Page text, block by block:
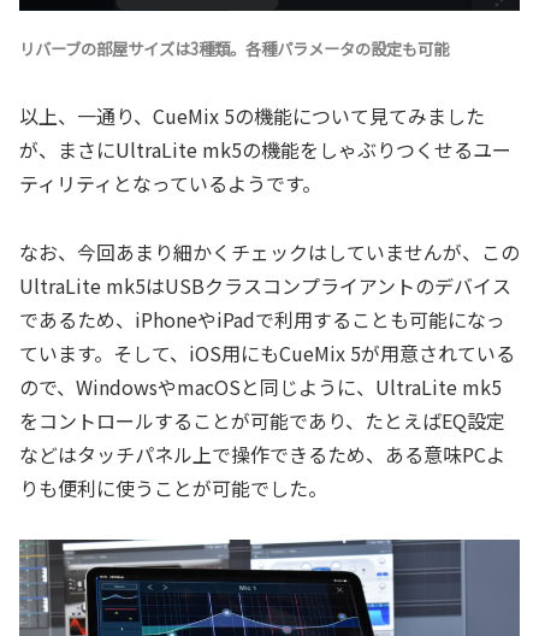
リバーブの部屋サイズは3種類。各種パラメータの設定も可能
以上、一通り、CueMix 5の機能について見てみました
が、まさにUltraLite mk5の機能をしゃぶりつくせるユー
ティリティとなっているようです。
なお、今回あまり細かくチェックはしていませんが、この
UltraLite mk5はUSBクラスコンプライアントのデバイス
であるため、iPhoneやiPadで利用することも可能になっ
ています。そして、iOS用にもCueMix 5が用意されている
ので、WindowsやmacOSと同じように、UltraLite mk5
をコントロールすることが可能であり、たとえばEQ設定
などはタッチパネル上で操作できるため、ある意味PCよ
りも便利に使うことが可能でした。